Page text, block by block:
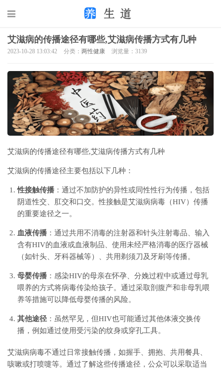
艾滋病的传播途径有哪些,艾滋病传播方式有几种
2023-10-28 13:03:42 分类： 两性健康 浏览量：3139
艾滋病的传播途径有哪些,艾滋病传播方式有几种
艾滋病的传播途径主要包括以下几种：
性接触传播 ：通过不加防护的异性或同性性行为传播，包括
阴道性交、肛交和口交。性接触是艾滋病病毒（HIV）传播
的重要途径之一。
血液传播 ：通过共用不消毒的注射器和针头注射毒品、输入
含有HIV的血液或血液制品、使用未经严格消毒的医疗器械
（如针头、牙科器械等）、共用剃须刀及牙刷等传播。
母婴传播 ：感染HIV的母亲在怀孕、分娩过程中或通过母乳
喂养的方式将病毒传染给孩子。通过采取剖腹产和非母乳喂
养等措施可以降低母婴传播的风险。
其他途径 ：虽然罕见，但HIV也可能通过其他体液交换传
播，例如通过使用受污染的纹身或穿孔工具。
艾滋病病毒不通过日常接触传播，如握手、拥抱、共用餐具、
咳嗽或打喷嚏等。通过了解这些传播途径，公众可以采取适当